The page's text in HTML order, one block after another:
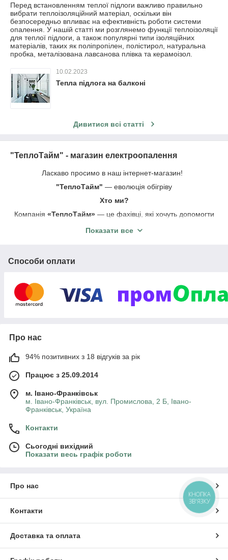
Перед встановленням теплої підлоги важливо правильно
вибрати теплоізоляційний матеріал, оскільки він
безпосередньо впливає на ефективність роботи системи
опалення. У нашій статті ми розглянемо функції теплоізоляції
для теплої підлоги, а також популярні типи ізоляційних
матеріалів, таких як поліпропілен, полістирол, натуральна
пробка, металізована лавсанова плівка та керамоізол.
10.02.2023
Тепла підлога на балконі
Дивитися всі статті
"ТеплоТайм" - магазин електроопалення
Ласкаво просимо в наш інтернет-магазин!
"ТеплоТайм" ― еволюція обігріву
Хто ми?
Компанія «ТеплоТайм»― це фахівці, які хочуть допомогти
вдосконалюємось для того, щоб завжди бути готовими до
обігрівачі); інфрачервону плівку для "теплої підлоги";
терморегулятори; а також гарний настрій.
супровід від замовлення товару до його доставки або
обслуговування з урахуванням всіх Ваших побажань по
детальну інформацію про товари і послуги, завжди будемо
Показати все
Способи оплати
Про нас
94% позитивних з 18 відгуків за рік
Працює з 25.09.2014
м. Івано-Франківськ
м. Івано-Франківськ, вул. Промислова, 2 Б, Івано-
Франківськ, Україна
Контакти
Сьогодні вихідний
Показати весь графік роботи
Про нас
Контакти
Доставка та оплата
КНОПКА
ЗВ'ЯЗКУ